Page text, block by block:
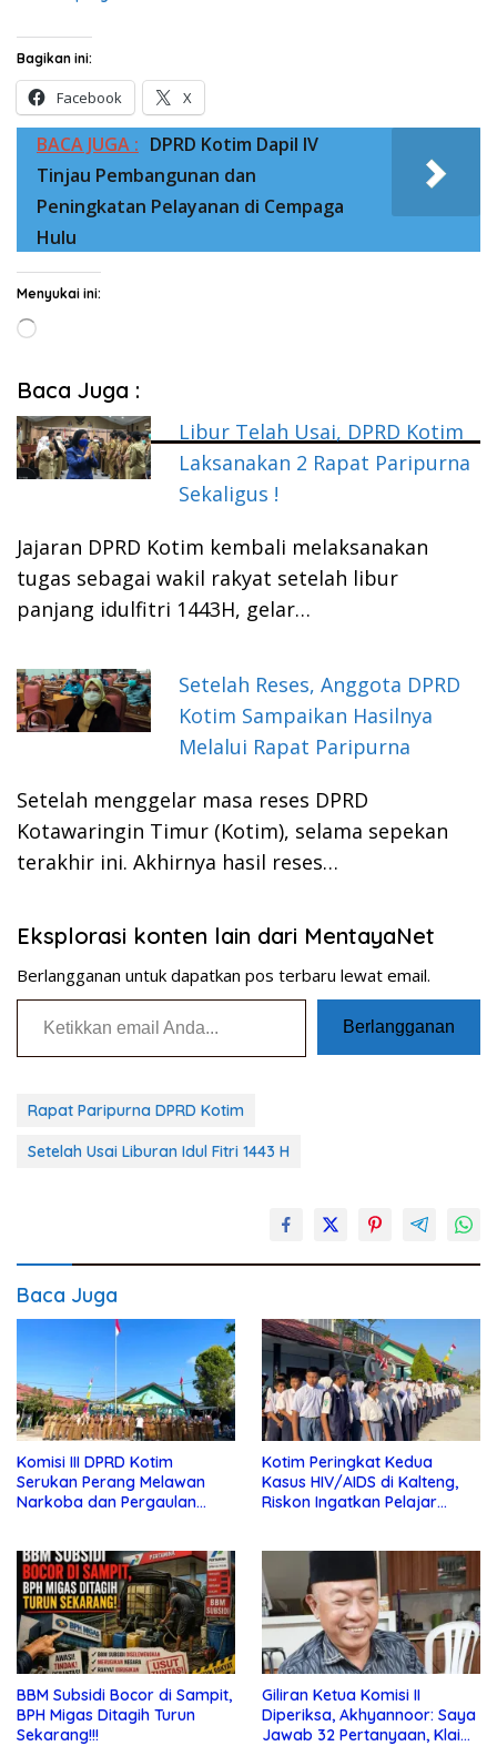
Bagikan ini:
Facebook X
BACA JUGA : DPRD Kotim Dapil IV
Tinjau Pembangunan dan
Peningkatan Pelayanan di Cempaga
Hulu
Menyukai ini:
Memuat...
Baca Juga :
Libur Telah Usai, DPRD Kotim
Laksanakan 2 Rapat Paripurna
Sekaligus !
Jajaran DPRD Kotim kembali melaksanakan
tugas sebagai wakil rakyat setelah libur
panjang idulfitri 1443H, gelar…
Setelah Reses, Anggota DPRD
Kotim Sampaikan Hasilnya
Melalui Rapat Paripurna
Setelah menggelar masa reses DPRD
Kotawaringin Timur (Kotim), selama sepekan
terakhir ini. Akhirnya hasil reses…
Eksplorasi konten lain dari MentayaNet
Berlangganan untuk dapatkan pos terbaru lewat email.
Ketikkan email Anda...
Berlangganan
Rapat Paripurna DPRD Kotim
Setelah Usai Liburan Idul Fitri 1443 H
Baca Juga
Komisi III DPRD Kotim
Serukan Perang Melawan
Narkoba dan Pergaulan
Kotim Peringkat Kedua
Kasus HIV/AIDS di Kalteng,
Riskon Ingatkan Pelajar
BBM Subsidi Bocor di Sampit,
BPH Migas Ditagih Turun
Sekarang!!!
Giliran Ketua Komisi II
Diperiksa, Akhyannoor: Saya
Jawab 32 Pertanyaan, Klaim